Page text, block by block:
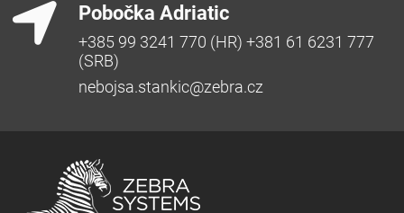
Pobočka Adriatic
+385 99 3241 770 (HR) +381 61 6231 777
(SRB)
nebojsa.stankic@zebra.cz